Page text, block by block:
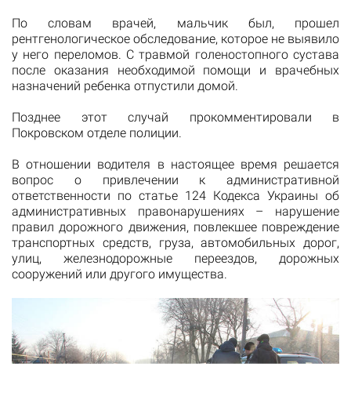
По словам врачей, мальчик был, прошел
рентгенологическое обследование, которое не выявило
у него переломов. С травмой голеностопного сустава
после оказания необходимой помощи и врачебных
назначений ребенка отпустили домой.
Позднее этот случай прокомментировали в
Покровском отделе полиции.
В отношении водителя в настоящее время решается
вопрос о привлечении к административной
ответственности по статье 124 Кодекса Украины об
административных правонарушениях – нарушение
правил дорожного движения, повлекшее повреждение
транспортных средств, груза, автомобильных дорог,
улиц, железнодорожные переездов, дорожных
сооружений или другого имущества.